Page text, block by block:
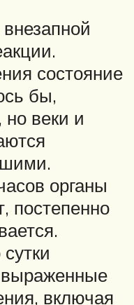
состояние
бы,
но веки и
органы
постепенно
выраженные
включая